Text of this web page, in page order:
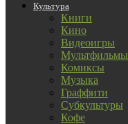
Культура
Книги
Кино
Видеоигры
Мультфильмы
Комиксы
Музыка
Граффити
Субкультуры
Кофе